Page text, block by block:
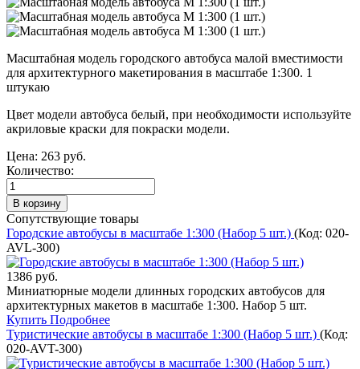
Масштабная модель городского автобуса малой вместимости
для архитектурного макетирования в масштабе 1:300. 1
штукаю
Цвет модели автобуса белый, при необходимости используйте
акриловые краски для покраски модели.
Цена: 263 руб.
Количество:
Сопутствующие товары
Городские автобусы в масштабе 1:300 (Набор 5 шт.) (Код: 020-
AVL-300)
1386 руб.
Миниатюрные модели длинных городских автобусов для
архитектурных макетов в масштабе 1:300. Набор 5 шт.
Купить Подробнее
Туристические автобусы в масштабе 1:300 (Набор 5 шт.) (Код:
020-AVT-300)